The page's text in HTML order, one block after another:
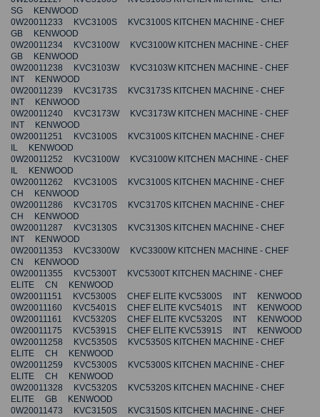
SG KENWOOD
0W20011233 KVC3100S KVC3100S KITCHEN MACHINE - CHEF
GB KENWOOD
0W20011234 KVC3100W KVC3100W KITCHEN MACHINE - CHEF
GB KENWOOD
0W20011238 KVC3103W KVC3103W KITCHEN MACHINE - CHEF
INT KENWOOD
0W20011239 KVC3173S KVC3173S KITCHEN MACHINE - CHEF
INT KENWOOD
0W20011240 KVC3173W KVC3173W KITCHEN MACHINE - CHEF
INT KENWOOD
0W20011251 KVC3100S KVC3100S KITCHEN MACHINE - CHEF
IL KENWOOD
0W20011252 KVC3100W KVC3100W KITCHEN MACHINE - CHEF
IL KENWOOD
0W20011262 KVC3100S KVC3100S KITCHEN MACHINE - CHEF
CH KENWOOD
0W20011286 KVC3170S KVC3170S KITCHEN MACHINE - CHEF
CH KENWOOD
0W20011287 KVC3130S KVC3130S KITCHEN MACHINE - CHEF
INT KENWOOD
0W20011353 KVC3300W KVC3300W KITCHEN MACHINE - CHEF
CN KENWOOD
0W20011355 KVC5300T KVC5300T KITCHEN MACHINE - CHEF
ELITE CN KENWOOD
0W20011151 KVC5300S CHEF ELITE KVC5300S INT KENWOOD
0W20011160 KVC5401S CHEF ELITE KVC5401S INT KENWOOD
0W20011161 KVC5320S CHEF ELITE KVC5320S INT KENWOOD
0W20011175 KVC5391S CHEF ELITE KVC5391S INT KENWOOD
0W20011258 KVC5350S KVC5350S KITCHEN MACHINE - CHEF
ELITE CH KENWOOD
0W20011259 KVC5300S KVC5300S KITCHEN MACHINE - CHEF
ELITE CH KENWOOD
0W20011328 KVC5320S KVC5320S KITCHEN MACHINE - CHEF
ELITE GB KENWOOD
0W20011473 KVC3150S KVC3150S KITCHEN MACHINE - CHEF